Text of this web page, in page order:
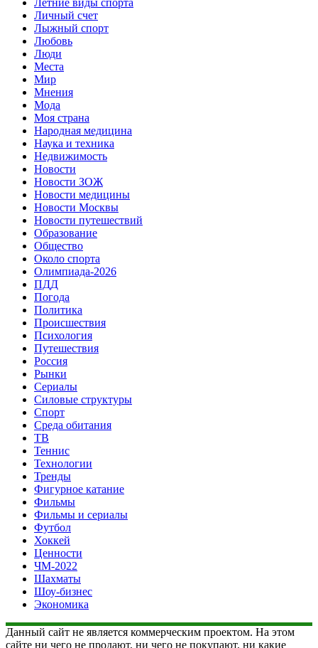
Личный счет
Лыжный спорт
Любовь
Люди
Места
Мир
Мнения
Мода
Моя страна
Народная медицина
Наука и техника
Недвижимость
Новости
Новости ЗОЖ
Новости медицины
Новости Москвы
Новости путешествий
Образование
Общество
Около спорта
Олимпиада-2026
ПДД
Погода
Политика
Происшествия
Психология
Путешествия
Россия
Рынки
Сериалы
Силовые структуры
Спорт
Среда обитания
ТВ
Теннис
Технологии
Тренды
Фигурное катание
Фильмы
Фильмы и сериалы
Футбол
Хоккей
Ценности
ЧМ-2022
Шахматы
Шоу-бизнес
Экономика
Данный сайт не является коммерческим проектом. На этом
сайте ни чего не продают, ни чего не покупают, ни какие